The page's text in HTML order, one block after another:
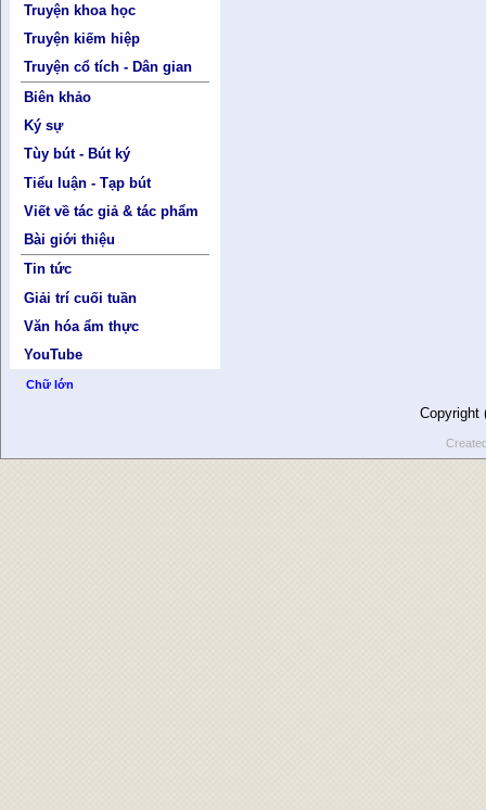
Truyện khoa học
Truyện kiếm hiệp
Truyện cổ tích - Dân gian
Biên khảo
Ký sự
Tùy bút - Bút ký
Tiểu luận - Tạp bút
Viết về tác giả & tác phẩm
Bài giới thiệu
Tin tức
Giải trí cuối tuần
Văn hóa ẩm thực
YouTube
Chữ lớn
Copyright